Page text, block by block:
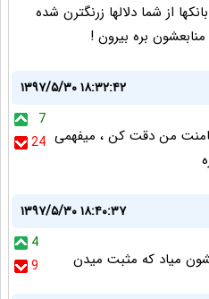
از شما دلالها زرنگترن شده
۱۳۹۷/۵/۳۰ ۱۸:۳۲:۴۲
7
24 من دقت کن ، میفهمی
۱۳۹۷/۵/۳۰ ۱۸:۴۰:۳۷
4
9
میاد که مثبت میدن